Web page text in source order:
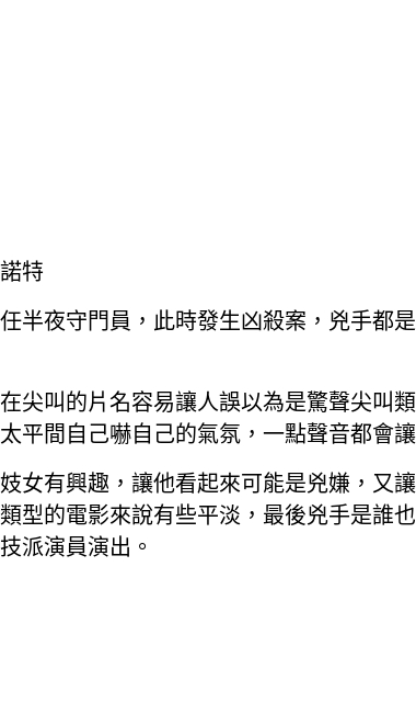
特
半夜守門員，此時發生凶殺案，兇手都
尖叫的片名容易讓人誤以為是驚聲尖叫
平間自己嚇自己的氣氛，一點聲音都會
女有興趣，讓他看起來可能是兇嫌，又
型的電影來說有些平淡，最後兇手是誰
派演員演出。